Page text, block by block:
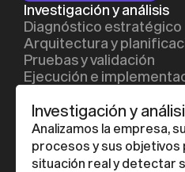
Investigación y análisis
Diagnóstico estratégico
Arquitectura y
Pruebas y validación
Ejecución e
Investigación y
Analizamos la empresa,
procesos y sus objetivos
situación real y detectar